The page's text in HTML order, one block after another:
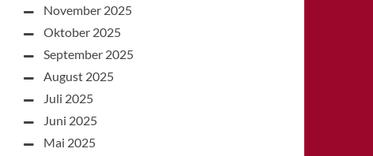
November 2025
Oktober 2025
September 2025
August 2025
Juli 2025
Juni 2025
Mai 2025